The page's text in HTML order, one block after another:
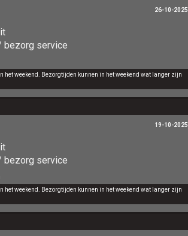
bezorg service
het weekend. Bezorgtijden kunnen in het weekend wat langer zijn
26-10-2025
bezorg service
het weekend. Bezorgtijden kunnen in het weekend wat langer zijn
19-10-2025